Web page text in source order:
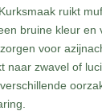
ruikt
bruine kleur en
voor
naar zwavel of